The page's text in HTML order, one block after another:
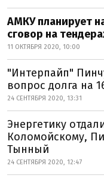
АМКУ планирует
сговор на
11 ОКТЯБРЯ 2020, 10:00
"Интерпайп"
вопрос долга на
24 СЕНТЯБРЯ 2020, 13:31
Энергетику
Коломойскому,
Тынный
24 СЕНТЯБРЯ 2020, 12:47